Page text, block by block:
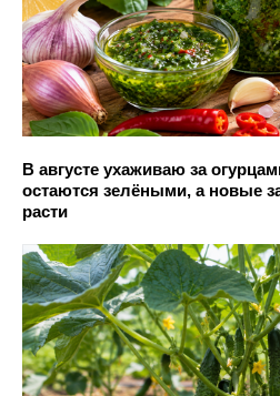
В августе ухаживаю за
остаются зелёными, а новые
расти